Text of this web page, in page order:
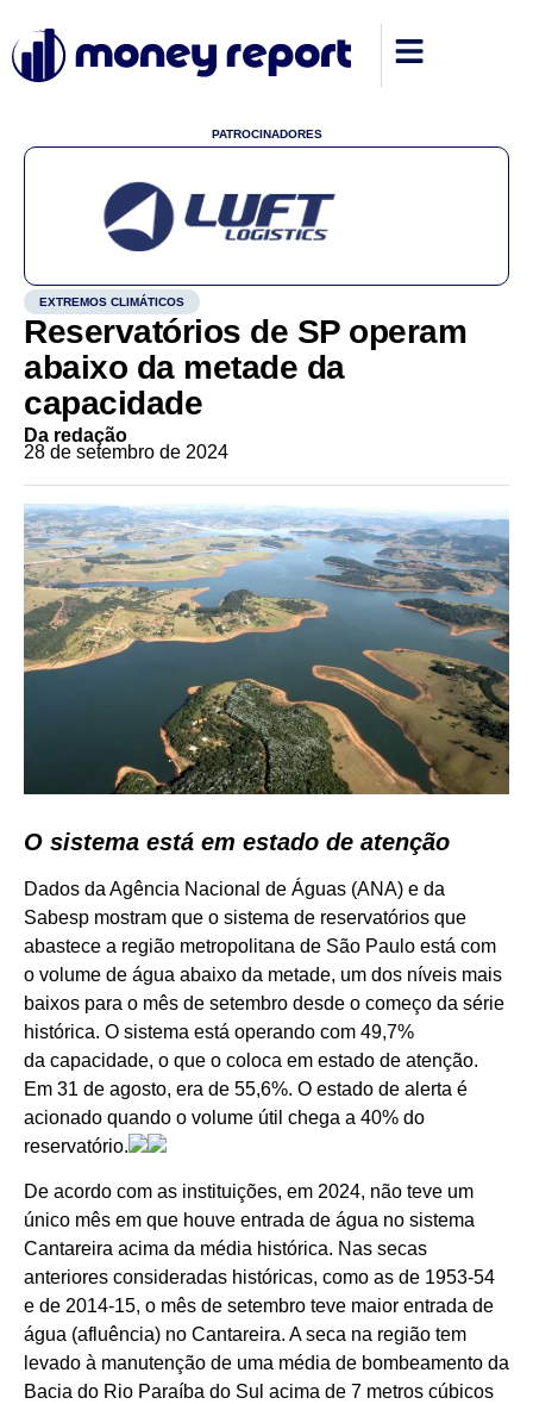
PATROCINADORES
EXTREMOS CLIMÁTICOS
Reservatórios de SP operam
abaixo da metade da
capacidade
Da redação
28 de setembro de 2024
O sistema está em estado de atenção
Dados da Agência Nacional de Águas (ANA) e da
Sabesp mostram que o sistema de reservatórios que
abastece a região metropolitana de São Paulo está com
o volume de água abaixo da metade, um dos níveis mais
baixos para o mês de setembro desde o começo da série
histórica. O sistema está operando com 49,7%
da capacidade, o que o coloca em estado de atenção.
Em 31 de agosto, era de 55,6%. O estado de alerta é
acionado quando o volume útil chega a 40% do
reservatório.
De acordo com as instituições, em 2024, não teve um
único mês em que houve entrada de água no sistema
Cantareira acima da média histórica. Nas secas
anteriores consideradas históricas, como as de 1953-54
e de 2014-15, o mês de setembro teve maior entrada de
água (afluência) no Cantareira. A seca na região tem
levado à manutenção de uma média de bombeamento da
Bacia do Rio Paraíba do Sul acima de 7 metros cúbicos